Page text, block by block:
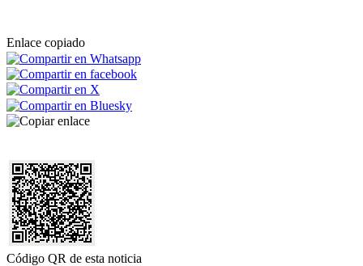
Enlace copiado
Código QR de esta noticia